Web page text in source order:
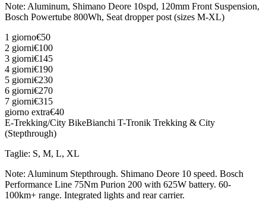
Note: Aluminum, Shimano Deore 10spd, 120mm Front Suspension,
Bosch Powertube 800Wh, Seat dropper post (sizes M-XL)
1 giorno€50
2 giorni€100
3 giorni€145
4 giorni€190
5 giorni€230
6 giorni€270
7 giorni€315
giorno extra€40
E-Trekking/City BikeBianchi T-Tronik Trekking & City
(Stepthrough)
Taglie: S, M, L, XL
Note: Aluminum Stepthrough. Shimano Deore 10 speed. Bosch
Performance Line 75Nm Purion 200 with 625W battery. 60-
100km+ range. Integrated lights and rear carrier.